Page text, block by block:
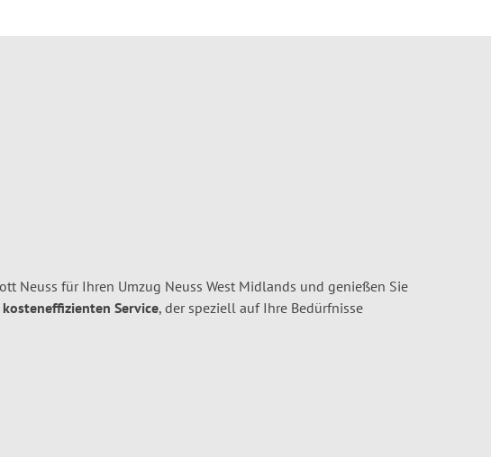
Neuss für Ihren Umzug Neuss West Midlands und genießen Sie
Service, der speziell auf Ihre Bedürfnisse